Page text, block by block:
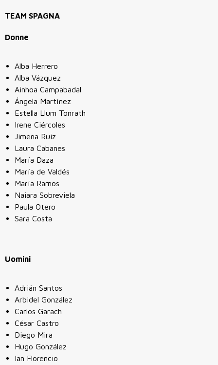
TEAM SPAGNA
Donne
Alba Herrero
Alba Vázquez
Ainhoa Campabadal
Ángela Martínez
Estella Llum Tonrath
Irene Ciércoles
Jimena Ruiz
Laura Cabanes
María Daza
María de Valdés
María Ramos
Naiara Sobreviela
Paula Otero
Sara Costa
Uomini
Adrián Santos
Arbidel González
Carlos Garach
César Castro
Diego Mira
Hugo González
Ian Florencio